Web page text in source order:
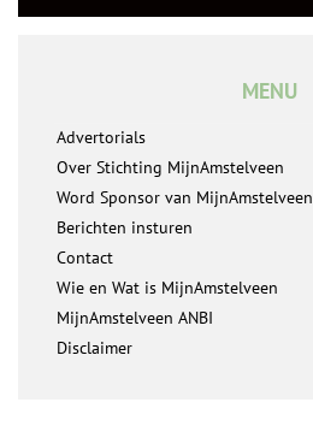
MENU
Advertorials
Over Stichting MijnAmstelveen
Word Sponsor van MijnAmstelveen
Berichten insturen
Contact
Wie en Wat is MijnAmstelveen
MijnAmstelveen ANBI
Disclaimer